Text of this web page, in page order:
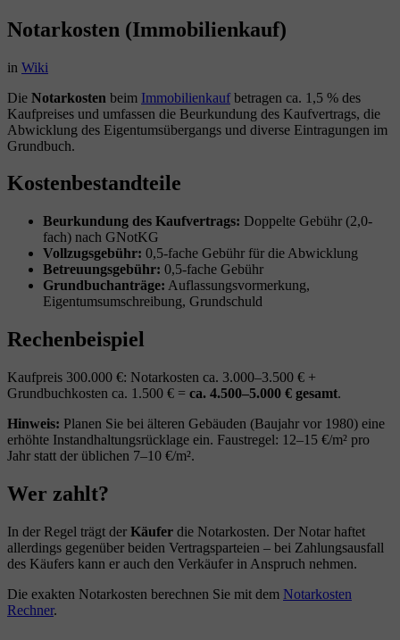
Notarkosten (Immobilienkauf)
in Wiki
Die Notarkosten beim Immobilienkaufbetragen ca. 1,5 % des
Kaufpreises und umfassen die Beurkundung des Kaufvertrags, die
Abwicklung des Eigentumsübergangs und diverse Eintragungen im
Grundbuch.
Kostenbestandteile
Beurkundung des Kaufvertrags: Doppelte Gebühr (2,0-
fach) nach GNotKG
Vollzugsgebühr: 0,5-fache Gebühr für die Abwicklung
Betreuungsgebühr: 0,5-fache Gebühr
Grundbuchanträge: Auflassungsvormerkung,
Eigentumsumschreibung, Grundschuld
Rechenbeispiel
Kaufpreis 300.000 €: Notarkosten ca. 3.000–3.500 € +
Grundbuchkosten ca. 1.500 € = ca. 4.500–5.000 € gesamt.
Hinweis: Planen Sie bei älteren Gebäuden (Baujahr vor 1980) eine
erhöhte Instandhaltungsrücklage ein. Faustregel: 12–15 €/m² pro
Jahr statt der üblichen 7–10 €/m².
Wer zahlt?
In der Regel trägt der Käufer die Notarkosten. Der Notar haftet
allerdings gegenüber beiden Vertragsparteien – bei Zahlungsausfall
des Käufers kann er auch den Verkäufer in Anspruch nehmen.
Die exakten Notarkosten berechnen Sie mit dem Notarkosten
Rechner.